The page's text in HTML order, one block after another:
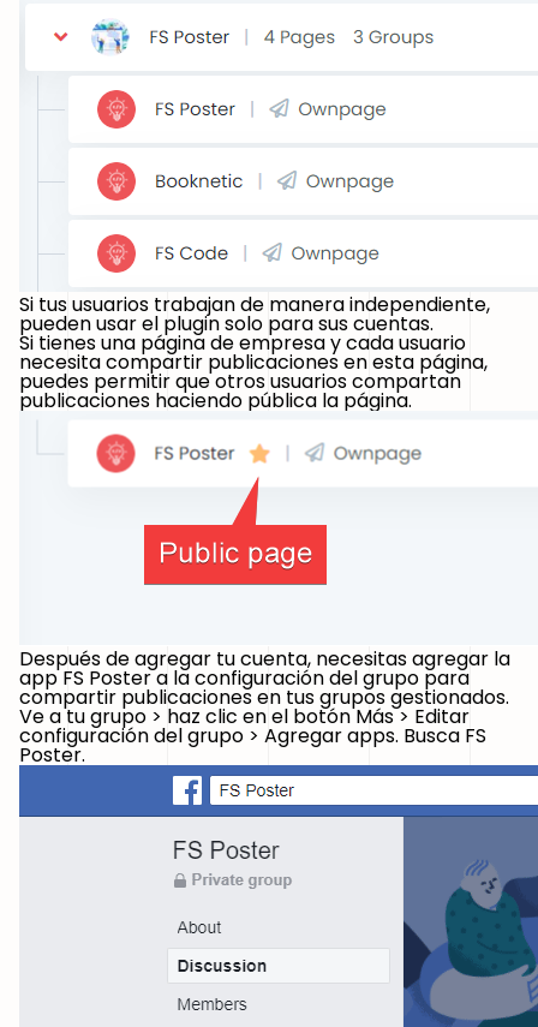
Si tus usuarios trabajan de manera independiente,
pueden usar el plugin solo para sus cuentas.
Si tienes una página de empresa y cada usuario
necesita compartir publicaciones en esta página,
puedes permitir que otros usuarios compartan
publicaciones haciendo pública la página.
Después de agregar tu cuenta, necesitas agregar la
app FS Poster a la configuración del grupo para
compartir publicaciones en tus grupos gestionados.
Ve a tu grupo > haz clic en el botón Más > Editar
configuración del grupo > Agregar apps. Busca FS
Poster.